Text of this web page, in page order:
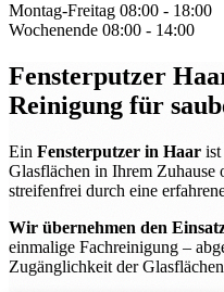
Montag-Freitag 08:00 - 18:00
Wochenende 08:00 - 14:00
Fensterputzer
Reinigung für
Ein Fensterputzer in Haar ist
Glasflächen in Ihrem Zuhause
streifenfrei durch eine
Wir übernehmen den
einmalige Fachreinigung –
Zugänglichkeit der